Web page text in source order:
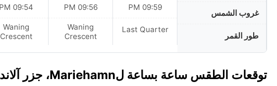
غروب الشمس
طور القمر
09:59 PM
Last Quarter
09:56 PM
Waning
Crescent
09:54 PM
Waning
Crescent
توقعات الطقس ساعة بساعة لMariehamn، جزر آلاند اليوم